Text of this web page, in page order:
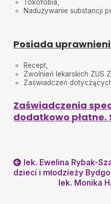
Tokofobia,
Nadużywanie substancji
Posiada
Recept,
Zwolnień lekarskich ZUS
Zaświadczeń
Zaświadczenia
dodatkowo płatne.
lek. Ewelina Rybak-
dzieci i młodzieży
lek. Monika